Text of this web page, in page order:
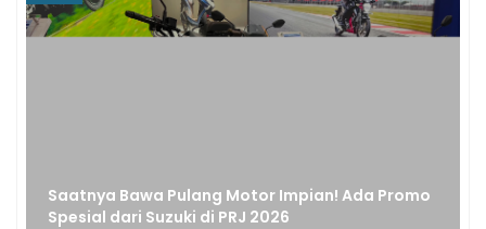
Saatnya Bawa Pulang Motor Impian! Ada Promo
Spesial dari Suzuki di PRJ 2026